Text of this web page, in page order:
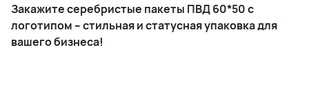
Закажите серебристые пакеты ПВД 60*50 с
логотипом – стильная и статусная упаковка для
вашего бизнеса!